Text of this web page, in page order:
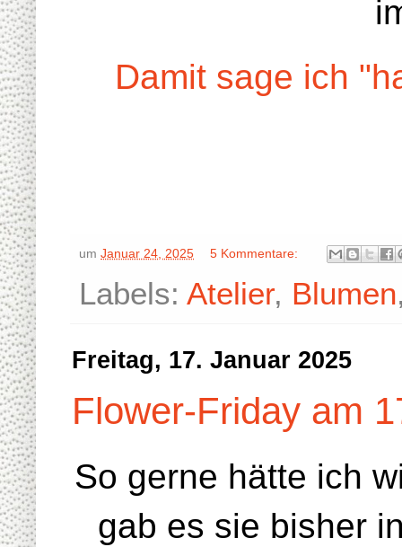
Damit sage ich
um Januar 24, 2025 5 Kommentare:
Labels: Atelier, Blumen
Freitag, 17. Januar 2025
Flower-Friday am
So gerne hätte ich
gab es sie bisher